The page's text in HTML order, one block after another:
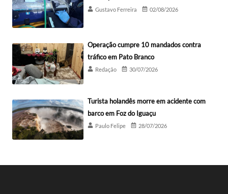
Gustavo Ferreira 02/08/2026
Operação cumpre 10 mandados contra
tráfico em Pato Branco
Redação 30/07/2026
Turista holandês morre em acidente com
barco em Foz do Iguaçu
Paulo Felipe 28/07/2026